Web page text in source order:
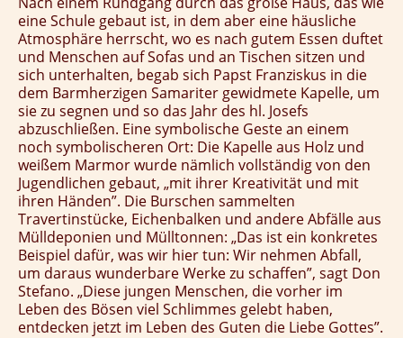
eine Schule gebaut ist, in dem aber eine häusliche
Atmosphäre herrscht, wo es nach gutem Essen duftet
und Menschen auf Sofas und an Tischen sitzen und
sich unterhalten, begab sich Papst Franziskus in die
dem Barmherzigen Samariter gewidmete Kapelle, um
sie zu segnen und so das Jahr des hl. Josefs
abzuschließen. Eine symbolische Geste an einem
noch symbolischeren Ort: Die Kapelle aus Holz und
weißem Marmor wurde nämlich vollständig von den
Jugendlichen gebaut, „mit ihrer Kreativität und mit
ihren Händen”. Die Burschen sammelten
Travertinstücke, Eichenbalken und andere Abfälle aus
Mülldeponien und Mülltonnen: „Das ist ein konkretes
Beispiel dafür, was wir hier tun: Wir nehmen Abfall,
um daraus wunderbare Werke zu schaffen”, sagt Don
Stefano. „Diese jungen Menschen, die vorher im
Leben des Bösen viel Schlimmes gelebt haben,
entdecken jetzt im Leben des Guten die Liebe Gottes”.